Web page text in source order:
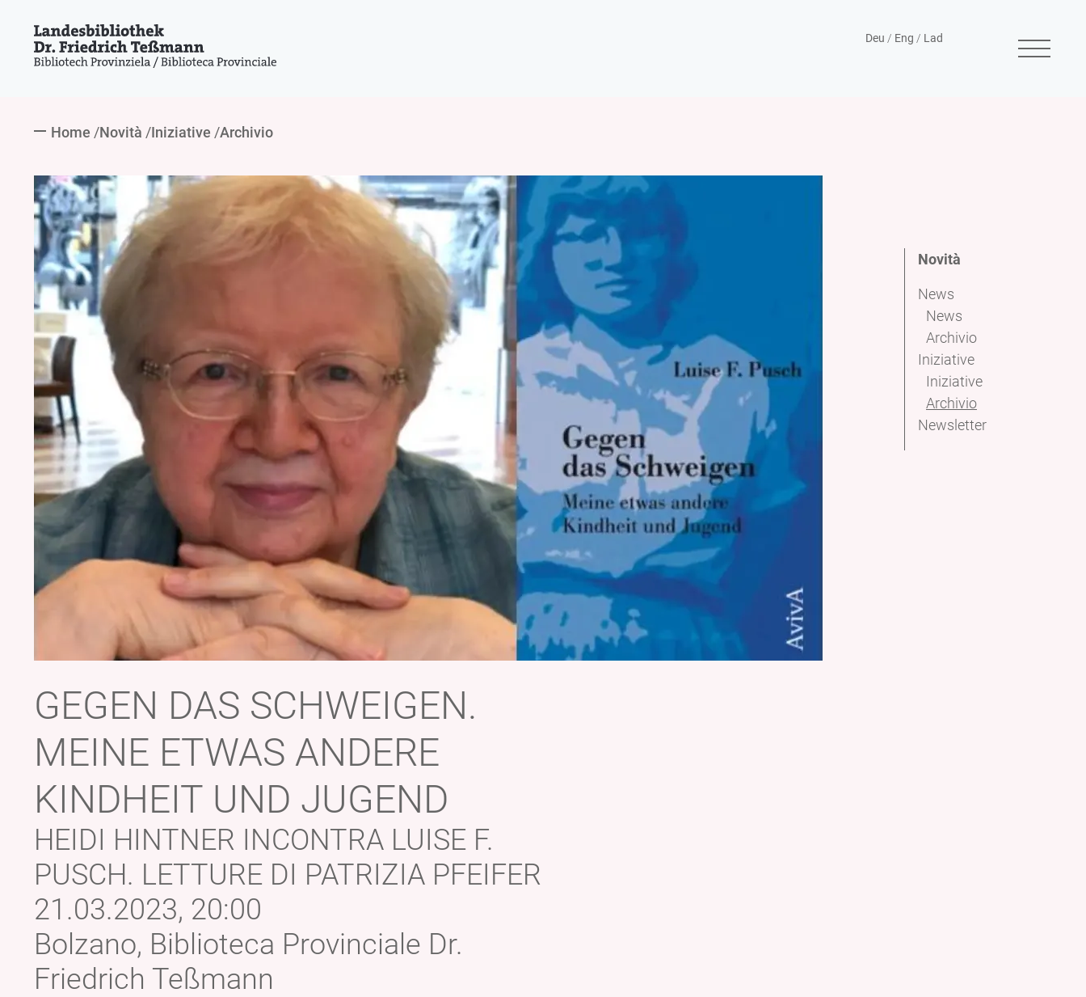
Deu / Eng / Lad
Home Novità Iniziative Archivio
GEGEN DAS SCHWEIGEN.
MEINE ETWAS ANDERE
KINDHEIT UND JUGEND
HEIDI HINTNER INCONTRA LUISE F.
PUSCH. LETTURE DI PATRIZIA PFEIFER
21.03.2023, 20:00
Bolzano, Biblioteca Provinciale Dr.
Friedrich Teßmann
Novità
News
News
Archivio
Iniziative
Iniziative
Archivio
Newsletter